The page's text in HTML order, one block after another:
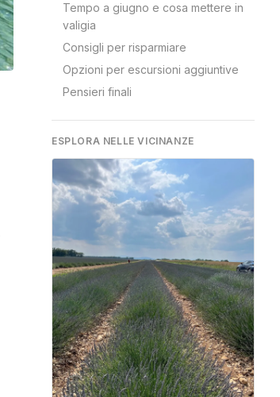
Tempo a giugno e cosa mettere in
valigia
Consigli per risparmiare
Opzioni per escursioni aggiuntive
Pensieri finali
ESPLORA NELLE VICINANZE